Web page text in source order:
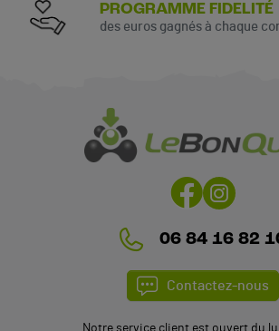
(4 avis)
PROGRAMME FIDELITÉ
des euros gagnés à chaque
06 84 16 82
Contactez-nous
Notre service client est ouvert du